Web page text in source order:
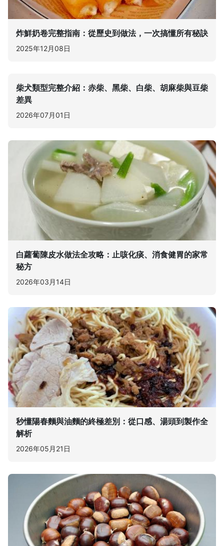
炸鮮奶卷完整指南：從歷史到做法，一次搞懂所有秘訣
2025年12月08日
柴犬類型完整介紹：赤柴、黑柴、白柴、胡麻柴與豆柴
差異
2026年07月01日
白蘿蔔陳皮水做法全攻略：止咳化痰、消食健胃的家常
秘方
2026年03月14日
秒懂陽春麵與油麵的終極差別：從口感、湯頭到製作全
解析
2026年05月21日